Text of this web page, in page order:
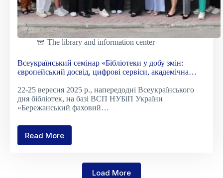
The library and information center
Всеукраїнський семінар «Бібліотеки у добу змін:
європейський досвід, цифрові сервіси, академічна
22-25 вересня 2025 р., напередодні Всеукраїнського
дня бібліотек, на базі ВСП НУБіП України
«Бережанський фаховий…
Read MoreВсеукраїнський
Load More